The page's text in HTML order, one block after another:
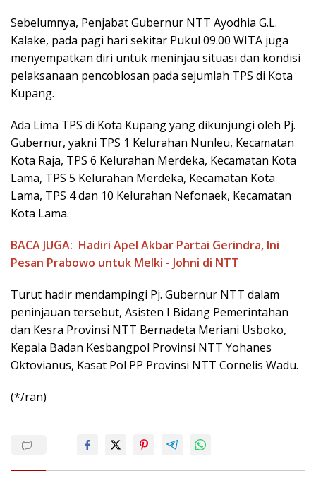
Sebelumnya, Penjabat Gubernur NTT Ayodhia G.L.
Kalake, pada pagi hari sekitar Pukul 09.00 WITA juga
menyempatkan diri untuk meninjau situasi dan kondisi
pelaksanaan pencoblosan pada sejumlah TPS di Kota
Kupang.
Ada Lima TPS di Kota Kupang yang dikunjungi oleh Pj.
Gubernur, yakni TPS 1 Kelurahan Nunleu, Kecamatan
Kota Raja, TPS 6 Kelurahan Merdeka, Kecamatan Kota
Lama, TPS 5 Kelurahan Merdeka, Kecamatan Kota
Lama, TPS 4 dan 10 Kelurahan Nefonaek, Kecamatan
Kota Lama.
BACA JUGA: Hadiri Apel Akbar Partai Gerindra, Ini
Pesan Prabowo untuk Melki - Johni di NTT
Turut hadir mendampingi Pj. Gubernur NTT dalam
peninjauan tersebut, Asisten I Bidang Pemerintahan
dan Kesra Provinsi NTT Bernadeta Meriani Usboko,
Kepala Badan Kesbangpol Provinsi NTT Yohanes
Oktovianus, Kasat Pol PP Provinsi NTT Cornelis Wadu.
(*/ran)